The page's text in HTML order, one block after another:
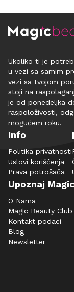
Ukoliko ti je
u vezi sa samim
vezi sa tvojom
stoji na
je od ponedeljka
raspoloživosti,
mogućem roku.
Info
Politika privatnosti
Uslovi korišćenja
Prava potrošača
Upoznaj
O Nama
Magic Beauty Club
Kontakt podaci
Blog
Newsletter